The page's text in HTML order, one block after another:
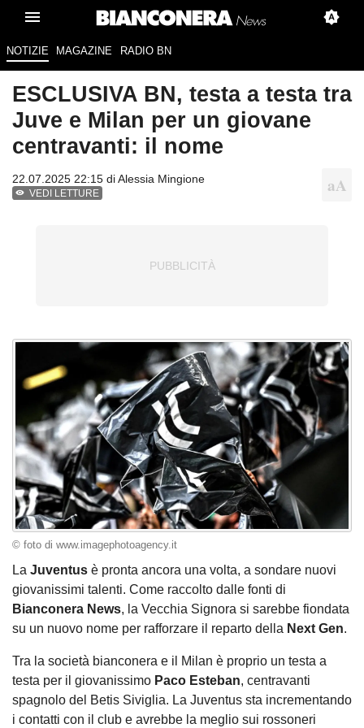
NOTIZIE MAGAZINE RADIO BN
ESCLUSIVA BN, testa a testa tra
Juve e Milan per un giovane
centravanti: il nome
22.07.2025 22:15 diAlessia Mingione
VEDI LETTURE
© foto di www.imagephotoagency.it
La Juventus è pronta ancora una volta, a sondare nuovi
giovanissimi talenti. Come raccolto dalle fonti di
Bianconera News, la Vecchia Signora si sarebbe fiondata
su un nuovo nome per rafforzare il reparto della Next Gen.
Tra la società bianconera e il Milan è proprio un testa a
testa per il giovanissimo Paco Esteban, centravanti
spagnolo del Betis Siviglia. La Juventus sta incrementando
i contatti con il club e avrebbe la meglio sui rossoneri